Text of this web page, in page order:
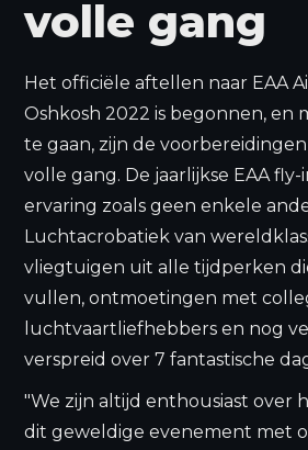
volle gang
Het officiële aftellen naar EAA
Oshkosh 2022 is begonnen, en
te gaan, zijn de
volle gang. De jaarlijkse EAA
ervaring zoals geen enkele
Luchtacrobatiek van
vliegtuigen uit alle tijdperken
vullen, ontmoetingen met
luchtvaartliefhebbers en nog
verspreid over 7 fantastische
"We zijn altijd enthousiast over
dit geweldige evenement met